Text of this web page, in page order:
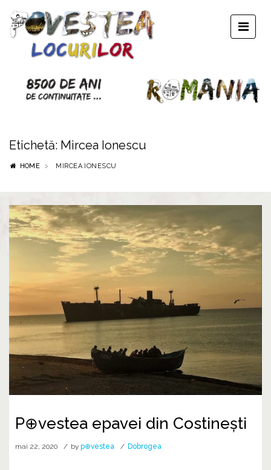
Etichetă: Mircea Ionescu
HOME MIRCEA IONESCU
P⊕vestea epavei din Costinești
mai 22, 2020 by p⊕vestea Dobrogea